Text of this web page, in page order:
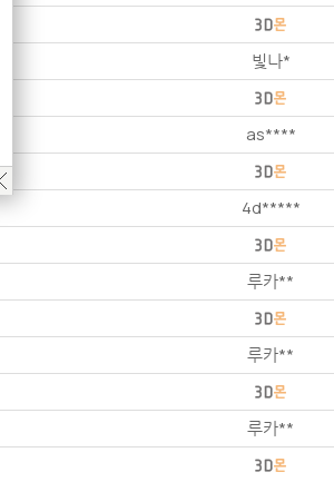
빛나*
as****
4d*****
루카**
루카**
루카**